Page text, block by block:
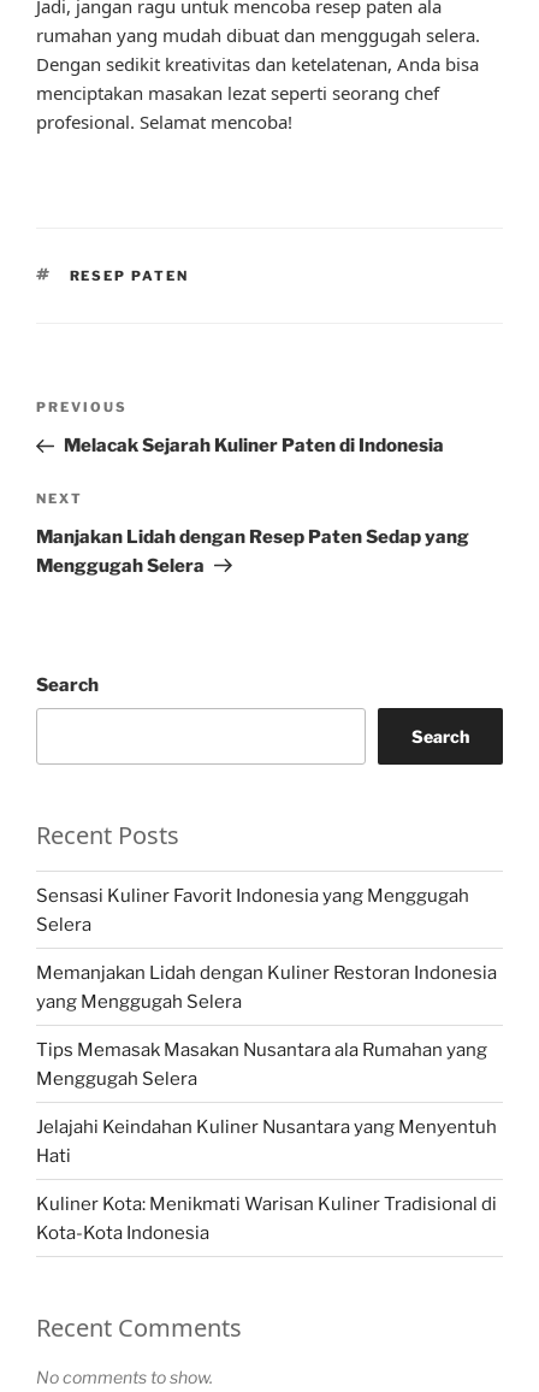
Jadi, jangan ragu untuk mencoba resep paten ala
rumahan yang mudah dibuat dan menggugah selera.
Dengan sedikit kreativitas dan ketelatenan, Anda bisa
menciptakan masakan lezat seperti seorang chef
profesional. Selamat mencoba!
TAGS
RESEP PATEN
Previous
Post
PREVIOUS
Melacak Sejarah Kuliner Paten di Indonesia
Next
Post
NEXT
Manjakan Lidah dengan Resep Paten Sedap yang
Menggugah Selera
Search
Search
Recent Posts
Sensasi Kuliner Favorit Indonesia yang Menggugah
Selera
Memanjakan Lidah dengan Kuliner Restoran Indonesia
yang Menggugah Selera
Tips Memasak Masakan Nusantara ala Rumahan yang
Menggugah Selera
Jelajahi Keindahan Kuliner Nusantara yang Menyentuh
Hati
Kuliner Kota: Menikmati Warisan Kuliner Tradisional di
Kota-Kota Indonesia
Recent Comments
No comments to show.